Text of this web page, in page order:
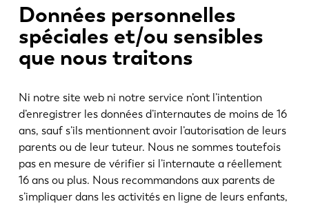
Données personnelles
spéciales et/ou sensibles
que nous traitons
Ni notre site web ni notre service n’ont l’intention
d’enregistrer les données d’internautes de moins de 16
ans, sauf s’ils mentionnent avoir l’autorisation de leurs
parents ou de leur tuteur. Nous ne sommes toutefois
pas en mesure de vérifier si l’internaute a réellement
16 ans ou plus. Nous recommandons aux parents de
s’impliquer dans les activités en ligne de leurs enfants,